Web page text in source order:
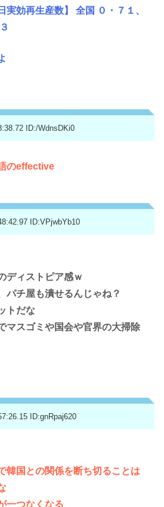
実効再生産数】 全国 ０・７１、
ID:/WdnsDKi0
のeffective
ID:VPjwbYb10
ディストピア感ｗ
パチ屋も潰せるんじゃね？
トだな
マスゴミや国会や官界の大掃除
ID:gnRpaj620
韓国との関係を断ち切ることは
一つなくなる